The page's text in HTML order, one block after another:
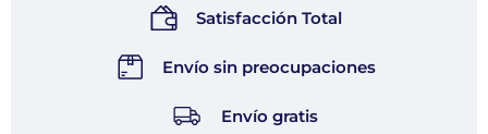
Satisfacción Total
Envío sin preocupaciones
Envío gratis